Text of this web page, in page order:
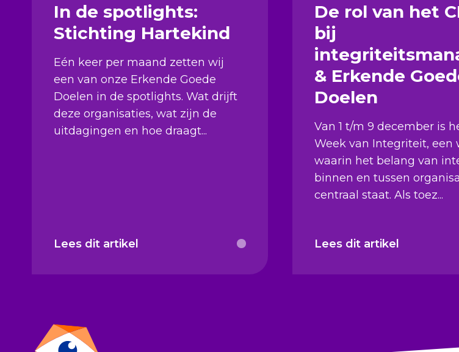
In de spotlights:
Stichting Hartekind
Eén keer per maand zetten wij
een van onze Erkende Goede
Doelen in de spotlights. Wat drijft
deze organisaties, wat zijn de
uitdagingen en hoe draagt...
Lees dit artikel
De rol van het
bij
& Erkende
Doelen
Van 1 t/m 9 december is
Week van Integriteit, een
waarin het belang van
binnen en tussen
centraal staat. Als toez...
Lees dit artikel